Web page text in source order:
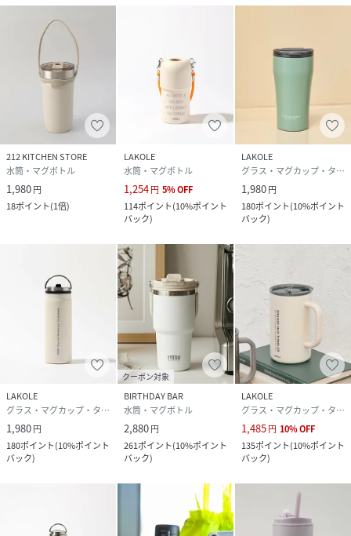
212 KITCHEN STORE
水筒・マグボトル
1,980円
18ポイント(1倍)
LAKOLE
水筒・マグボトル
1,254円 5%OFF
114ポイント(10%ポイント
バック)
LAKOLE
グラス・マグカップ・タンブラー
1,980円
180ポイント(10%ポイント
バック)
LAKOLE
グラス・マグカップ・タンブラー
1,980円
180ポイント(10%ポイント
バック)
クーポン対象
BIRTHDAY BAR
水筒・マグボトル
2,880円
261ポイント(10%ポイント
バック)
LAKOLE
グラス・マグカップ・タンブラー
1,485円 10%OFF
135ポイント(10%ポイント
バック)